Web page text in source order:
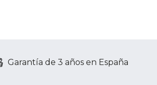
Garantía de 3 años en España